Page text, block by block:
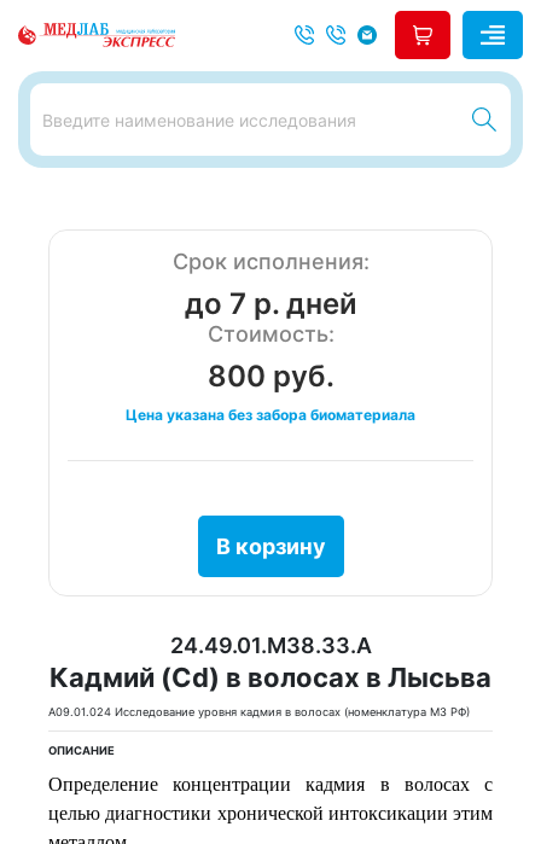
24.49.01.M38.33.A
Кадмий (Cd) в волосах в Лысьва
A09.01.024 Исследование уровня кадмия в волосах (номенклатура МЗ РФ)
ОПИСАНИЕ
Определение концентрации кадмия в волосах с
целью диагностики хронической интоксикации этим
Срок исполнения:
до 7 р. дней
Стоимость:
800 руб.
Цена указана без забора биоматериала
В корзину